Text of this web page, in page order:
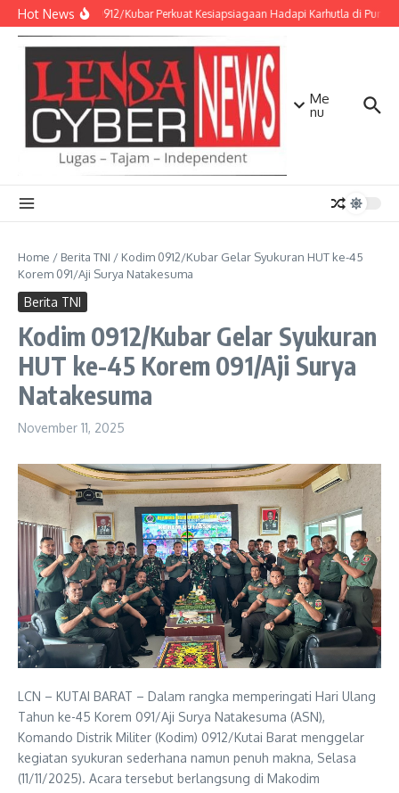
Lewati ke konten
Hot NewsKodim 0912/Kubar Perkuat Kesiapsiagaan Hadapi Karhutla di
Me
nu
Home / Berita TNI / Kodim 0912/Kubar Gelar Syukuran HUT ke-45
Korem 091/Aji Surya Natakesuma
Berita TNI
Kodim 0912/Kubar Gelar Syukuran
HUT ke-45 Korem 091/Aji Surya
Natakesuma
November 11, 2025
LCN – KUTAI BARAT – Dalam rangka memperingati Hari Ulang
Tahun ke-45 Korem 091/Aji Surya Natakesuma (ASN),
Komando Distrik Militer (Kodim) 0912/Kutai Barat menggelar
kegiatan syukuran sederhana namun penuh makna, Selasa
(11/11/2025). Acara tersebut berlangsung di Makodim